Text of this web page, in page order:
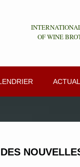
OF WINE